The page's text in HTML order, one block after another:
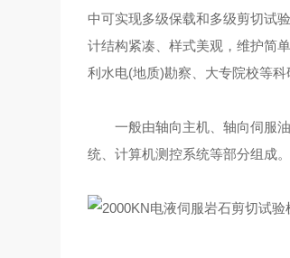
中可实现多级保载和多级剪切试
计结构紧凑、样式美观，维护简
利水电(地质)勘察、大专院校等科
一般由轴向主机、轴向伺服油
统、计算机测控系统等部分组成